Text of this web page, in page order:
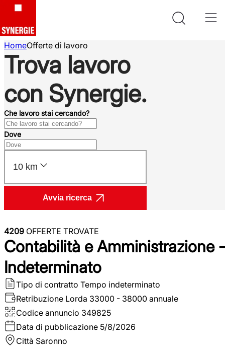
HomeOfferte di lavoro
Trova lavoro
con Synergie.
Che lavoro stai cercando?
Dove
10 km
Avvia ricerca
4209 OFFERTE TROVATE
Contabilità e Amministrazione -
Indeterminato
Tipo di contratto Tempo indeterminato
Retribuzione Lorda 33000 - 38000 annuale
Codice annuncio 349825
Data di pubblicazione 5/8/2026
Città Saronno